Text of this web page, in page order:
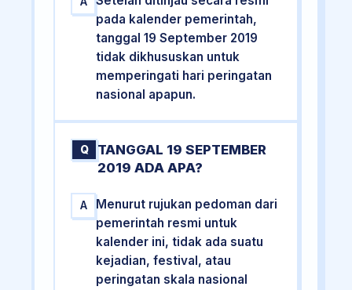
pada kalender pemerintah,
tanggal 19 September 2019
tidak dikhususkan untuk
memperingati hari peringatan
nasional apapun.
Q
TANGGAL 19 SEPTEMBER
2019 ADA APA?
A
Menurut rujukan pedoman dari
pemerintah resmi untuk
kalender ini, tidak ada suatu
kejadian, festival, atau
peringatan skala nasional